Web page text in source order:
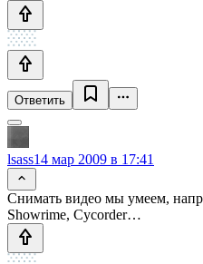
Ответить
lsass14 мар 2009 в 17:41
Снимать видео мы умеем,
Showrime, Cycorder…